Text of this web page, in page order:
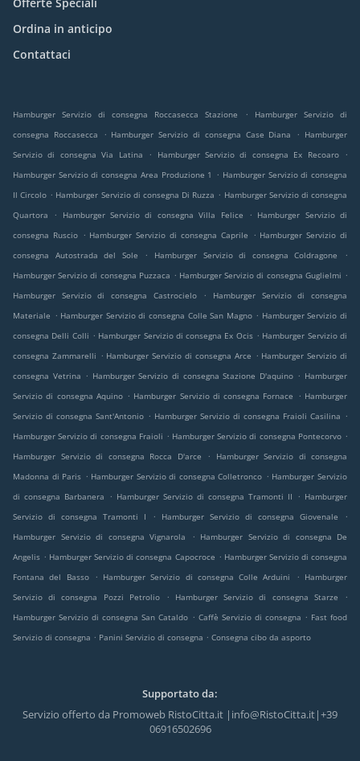
Ordina in anticipo
Contattaci
Hamburger Servizio di consegna Roccasecca Stazione .
Hamburger Servizio di
consegna Roccasecca
. Hamburger Servizio di consegna Case Diana . Hamburger
Servizio di consegna Via Latina
. Hamburger Servizio di consegna Ex Recoaro
.
Hamburger Servizio di consegna Area Produzione 1
. Hamburger Servizio di consegna
Il Circolo . Hamburger Servizio di consegna Di Ruzza . Hamburger Servizio di consegna
Quartora
. Hamburger Servizio di consegna Villa Felice . Hamburger Servizio di
consegna Ruscio . Hamburger Servizio di consegna Caprile . Hamburger Servizio di
consegna Autostrada del Sole
. Hamburger Servizio di consegna Coldragone
.
Hamburger Servizio di consegna Puzzaca . Hamburger Servizio di consegna Guglielmi .
Hamburger Servizio di consegna Castrocielo
.
Hamburger Servizio di consegna
Materiale . Hamburger Servizio di consegna Colle San Magno . Hamburger Servizio di
consegna Delli Colli . Hamburger Servizio di consegna Ex Ocis . Hamburger Servizio di
consegna Zammarelli . Hamburger Servizio di consegna Arce . Hamburger Servizio di
consegna Vetrina . Hamburger Servizio di consegna Stazione D'aquino . Hamburger
Servizio di consegna Aquino . Hamburger Servizio di consegna Fornace . Hamburger
Servizio di consegna Sant'Antonio . Hamburger Servizio di consegna Fraioli Casilina .
Hamburger Servizio di consegna Fraioli . Hamburger Servizio di consegna Pontecorvo .
Hamburger Servizio di consegna Rocca D'arce
.
Hamburger Servizio di consegna
Madonna di Paris . Hamburger Servizio di consegna Colletronco . Hamburger Servizio
di consegna Barbanera
. Hamburger Servizio di consegna Tramonti II . Hamburger
Servizio di consegna Tramonti I
. Hamburger Servizio di consegna Giovenale
.
Hamburger Servizio di consegna Vignarola
. Hamburger Servizio di consegna De
Angelis . Hamburger Servizio di consegna Capocroce . Hamburger Servizio di consegna
Fontana del Basso
. Hamburger Servizio di consegna Colle Arduini . Hamburger
Servizio di consegna Pozzi Petrolio
. Hamburger Servizio di consegna Starze
.
Hamburger Servizio di consegna San Cataldo . Caffè Servizio di consegna . Fast food
Servizio di consegna . Panini Servizio di consegna . Consegna cibo da asporto
Supportato da:
Servizio offerto da Promoweb RistoCitta.it |info@RistoCitta.it|+39
06916502696